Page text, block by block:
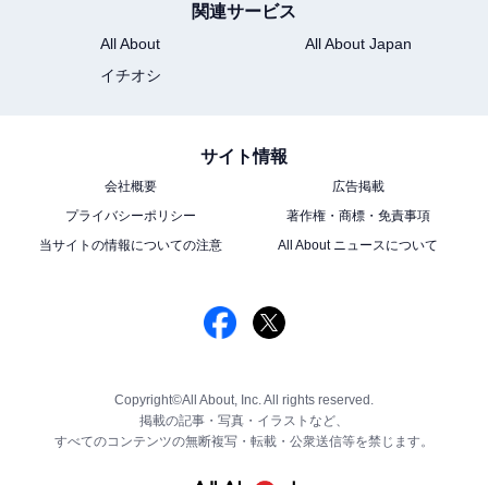
関連サービス
All About
All About Japan
イチオシ
サイト情報
会社概要
広告掲載
プライバシーポリシー
著作権・商標・免責事項
当サイトの情報についての注意
All About ニュースについて
Copyright©All About, Inc. All rights reserved.
掲載の記事・写真・イラストなど、
すべてのコンテンツの無断複写・転載・公衆送信等を禁じます。